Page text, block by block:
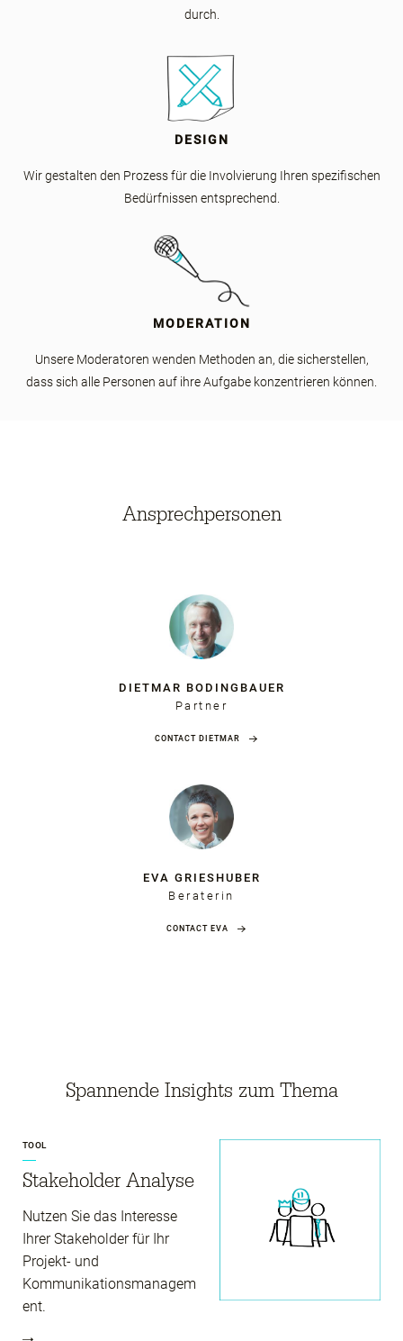
durch.
DESIGN
Wir gestalten den Prozess für die Involvierung Ihren spezifischen
Bedürfnissen entsprechend.
MODERATION
Unsere Moderatoren wenden Methoden an, die sicherstellen,
dass sich alle Personen auf ihre Aufgabe konzentrieren können.
Ansprechpersonen
DIETMAR BODINGBAUER
Partner
CONTACT DIETMAR
EVA GRIESHUBER
Beraterin
CONTACT EVA
Spannende Insights zum Thema
TOOL
Stakeholder Analyse
Nutzen Sie das Interesse
Ihrer Stakeholder für Ihr
Projekt- und
Kommunikationsmanagem
ent.